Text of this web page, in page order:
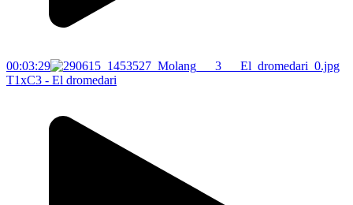
00:03:29
T1xC3 - El dromedari